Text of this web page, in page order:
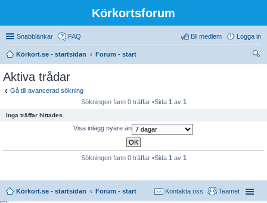
Körkortsforum
Snabblänkar FAQ Logga in
Bli medlem
Körkort.se - startsidan
Forum - start
Aktiva trådar
Gå till avancerad sökning
Sökningen fann 0 träffar •Sida 1 av 1
Inga träffar hittades.
Visa inlägg nyare än
Sökningen fann 0 träffar •Sida 1 av 1
Körkort.se - startsidan Forum - start Teamet
Kontakta oss